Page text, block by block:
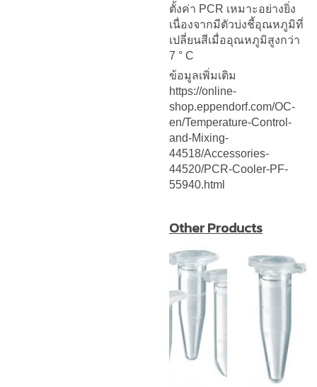
ตั้งค่า PCR เหมาะอย่างยิ่ง
เนื่องจากมีตัวบ่งชี้อุณหภูมิที่
เปลี่ยนสีเมื่ออุณหภูมิสูงกว่า
7 ° C
ข้อมูลเพิ่มเติม
https://online-
shop.eppendorf.com/OC-
en/Temperature-Control-
and-Mixing-
44518/Accessories-
44520/PCR-Cooler-PF-
55940.html
Other Products